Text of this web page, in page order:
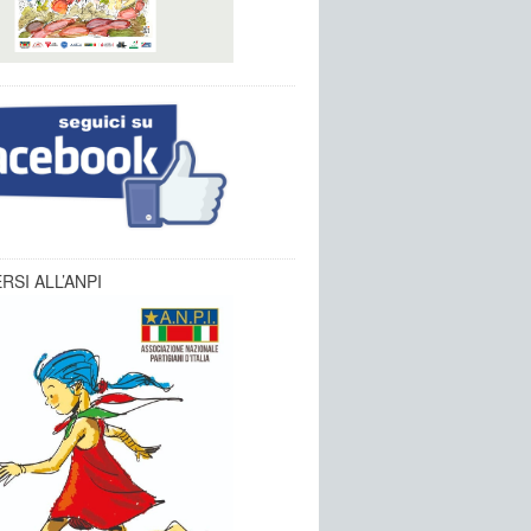
ALL’ANPI